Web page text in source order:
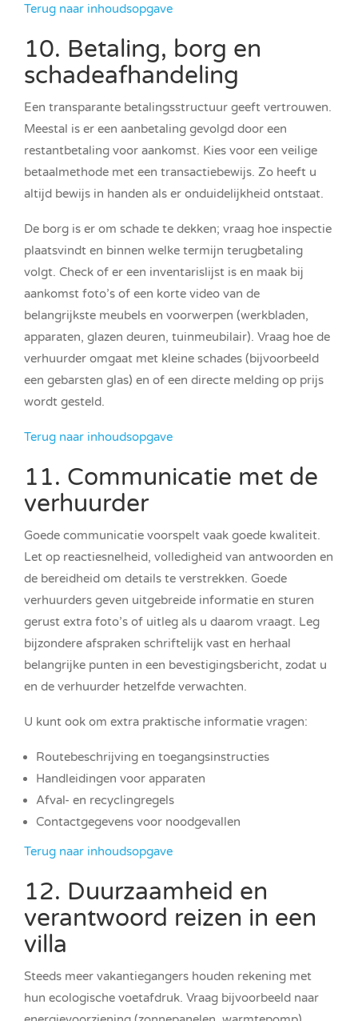
Terug naar inhoudsopgave
10. Betaling, borg en
schadeafhandeling
Een transparante betalingsstructuur geeft vertrouwen.
Meestal is er een aanbetaling gevolgd door een
restantbetaling voor aankomst. Kies voor een veilige
betaalmethode met een transactiebewijs. Zo heeft u
altijd bewijs in handen als er onduidelijkheid ontstaat.
De borg is er om schade te dekken; vraag hoe inspectie
plaatsvindt en binnen welke termijn terugbetaling
volgt. Check of er een inventarislijst is en maak bij
aankomst foto’s of een korte video van de
belangrijkste meubels en voorwerpen (werkbladen,
apparaten, glazen deuren, tuinmeubilair). Vraag hoe de
verhuurder omgaat met kleine schades (bijvoorbeeld
een gebarsten glas) en of een directe melding op prijs
wordt gesteld.
Terug naar inhoudsopgave
11. Communicatie met de
verhuurder
Goede communicatie voorspelt vaak goede kwaliteit.
Let op reactiesnelheid, volledigheid van antwoorden en
de bereidheid om details te verstrekken. Goede
verhuurders geven uitgebreide informatie en sturen
gerust extra foto’s of uitleg als u daarom vraagt. Leg
bijzondere afspraken schriftelijk vast en herhaal
belangrijke punten in een bevestigingsbericht, zodat u
en de verhuurder hetzelfde verwachten.
U kunt ook om extra praktische informatie vragen:
Routebeschrijving en toegangsinstructies
Handleidingen voor apparaten
Afval- en recyclingregels
Contactgegevens voor noodgevallen
Terug naar inhoudsopgave
12. Duurzaamheid en
verantwoord reizen in een
villa
Steeds meer vakantiegangers houden rekening met
hun ecologische voetafdruk. Vraag bijvoorbeeld naar